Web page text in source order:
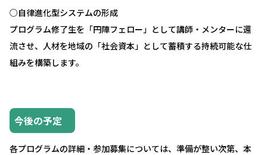
○自律進化型システムの形成
プログラム修了生を「円陣フェロー」として講師・ メンターに還
流させ、人材を地域の「社会資本」 として蓄積する持続可能な仕
組みを構築します。
今後の予定
各プログラムの詳細・参加募集については、準備が整い次第、 本